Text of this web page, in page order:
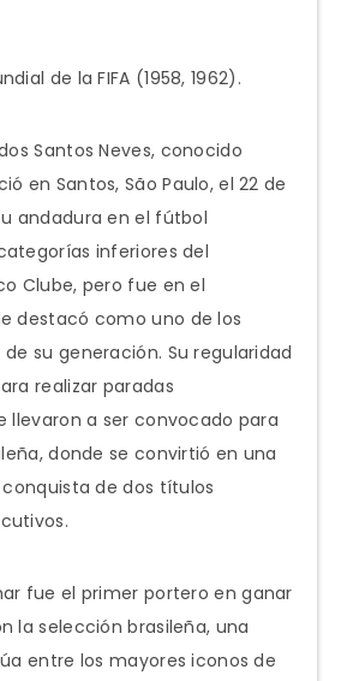
de la FIFA (1958, 1962).
Santos Neves, conocido
en Santos, São Paulo, el 22 de
andadura en el fútbol
inferiores del
Clube, pero fue en el
destacó como uno de los
su generación. Su regularidad
realizar paradas
llevaron a ser convocado para
donde se convirtió en una
de dos títulos
fue el primer portero en ganar
la selección brasileña, una
entre los mayores iconos de